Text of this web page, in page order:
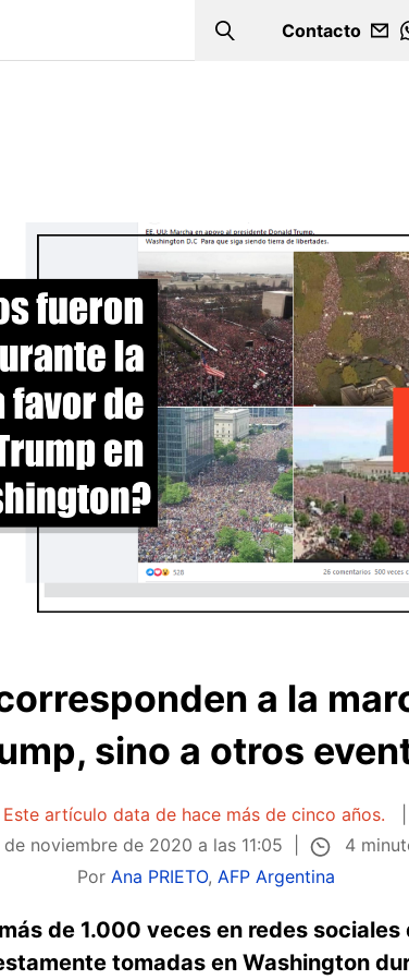
Search
Contacto
a la
sino a otros
Este artículo data de hace más de cinco años.
de noviembre de 2020 a las 11:05
4
Por Ana PRIETO, AFP Argentina
de 1.000 veces en redes sociales
tomadas en Washington